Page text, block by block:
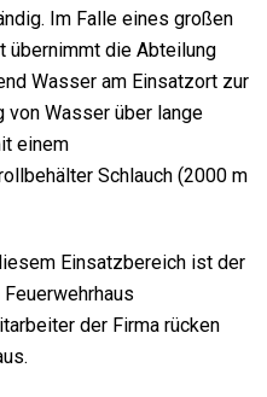
Im Falle eines großen
übernimmt die Abteilung
Wasser am Einsatzort zur
von Wasser über lange
einem
Schlauch (2000 m
Einsatzbereich ist der
der Firma rücken